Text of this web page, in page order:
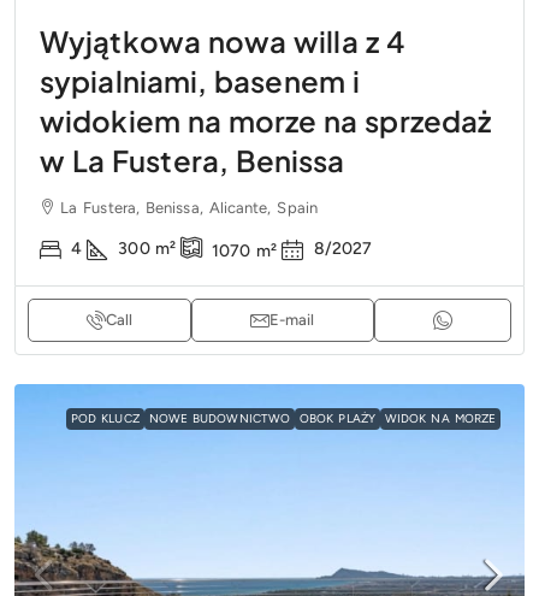
Wyjątkowa nowa willa z 4
sypialniami, basenem i
widokiem na morze na sprzedaż
w La Fustera, Benissa
La Fustera, Benissa, Alicante, Spain
4 300 m² 1070 m² 8/2027
Call E-mail
POD KLUCZ NOWE BUDOWNICTWO OBOK PLAŻY WIDOK NA MORZE